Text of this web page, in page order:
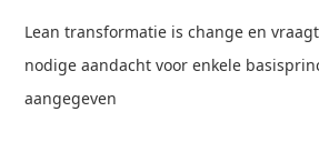
Lean transformatie is change en
nodige aandacht voor enkele
aangegeven